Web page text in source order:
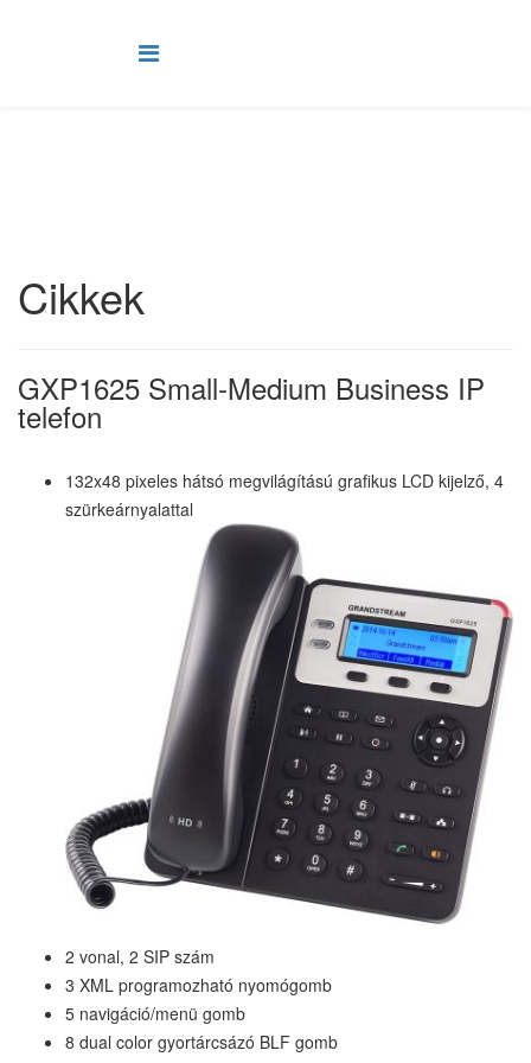
Cikkek
GXP1625 Small-Medium Business IP
telefon
132x48 pixeles hátsó megvilágítású grafikus LCD kijelző, 4
szürkeárnyalattal
2 vonal, 2 SIP szám
3 XML programozható nyomógomb
5 navigáció/menü gomb
8 dual color gyortárcsázó BLF gomb